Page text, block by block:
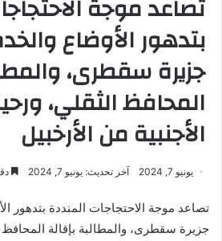
تصاعد موجة
بتدهور الأوضاع
جزيرة سقطرى،
المحافظ الثقلي،
الأجنبية من الأرخبيل
يونيو 7, 2024 آخر تحديث: يونيو 7, 2024
تصاعد موجة الاحتجاجات المنددة بتدهور
جزيرة سقطرى، والمطالبة بإقالة